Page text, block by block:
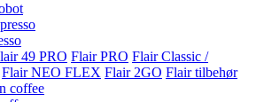
49 PRO Flair PRO Flair Classic /
Flair NEO FLEX Flair 2GO Flair tilbehør